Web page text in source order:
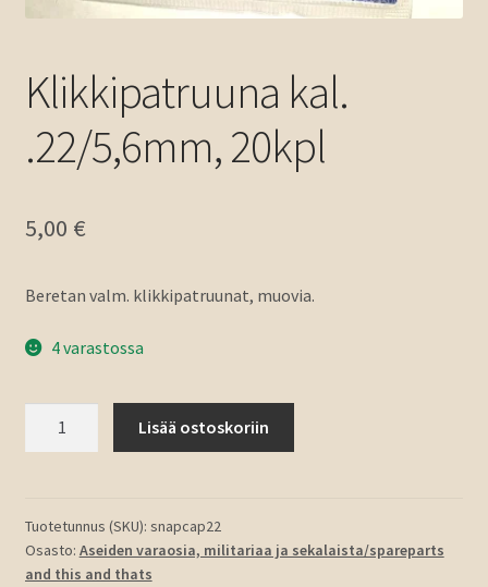
Klikkipatruuna kal.
.22/5,6mm, 20kpl
5,00 €
Beretan valm. klikkipatruunat, muovia.
4 varastossa
määrä
Lisää ostoskoriin
Tuotetunnus (SKU): snapcap22
Osasto: Aseiden varaosia, militariaa ja sekalaista/spareparts
and this and thats